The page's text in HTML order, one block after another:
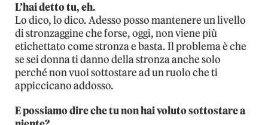
L’hai detto tu, eh.
Lo dico, lo dico. Adesso posso mantenere un livello
di stronzaggine che forse, oggi, non viene più
etichettato come stronza e basta. Il problema è che
se sei donna ti danno della stronza anche solo
perché non vuoi sottostare ad un ruolo che ti
appiccicano addosso.
E possiamo dire che tu non hai voluto sottostare a